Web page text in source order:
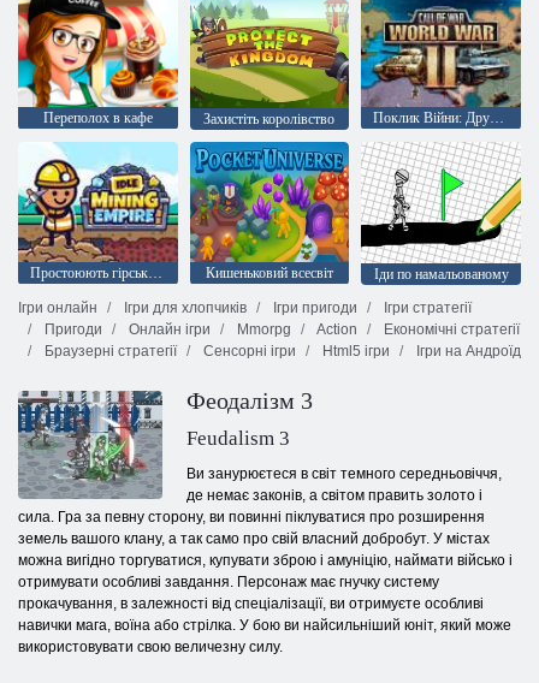
Переполох в кафе Захистіть королівство Поклик Війни: Друга світова війна
Простоюють гірська імперія Кишеньковий всесвіт
Іди по намальованому
Ігри онлайн
Ігри для хлопчиків Ігри пригоди
Ігри стратегії
Пригоди
Онлайн ігри Mmorpg Action
Економічні стратегії
Браузерні стратегії
Сенсорні ігри Html5 ігри Ігри на Андроїд
Феодалізм 3
Feudalism 3
Ви занурюєтеся в світ темного середньовіччя,
де немає законів, а світом править золото і
сила. Гра за певну сторону, ви повинні піклуватися про розширення
земель вашого клану, а так само про свій власний добробут. У містах
можна вигідно торгуватися, купувати зброю і амуніцію, наймати військо і
отримувати особливі завдання. Персонаж має гнучку систему
прокачування, в залежності від спеціалізації, ви отримуєте особливі
навички мага, воїна або стрілка. У бою ви найсильніший юніт, який може
використовувати свою величезну силу.